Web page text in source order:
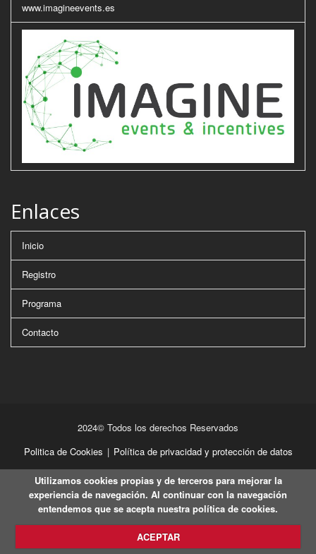
www.imagineevents.es
Enlaces
Inicio
Registro
Programa
Contacto
2024© Todos los derechos Reservados
Politica de Cookies | Política de privacidad y protección de datos
Utilizamos cookies propias y de terceros para mejorar la
experiencia de navegación. Al continuar con la navegación
entendemos que se acepta nuestra política de cookies.
ACEPTAR